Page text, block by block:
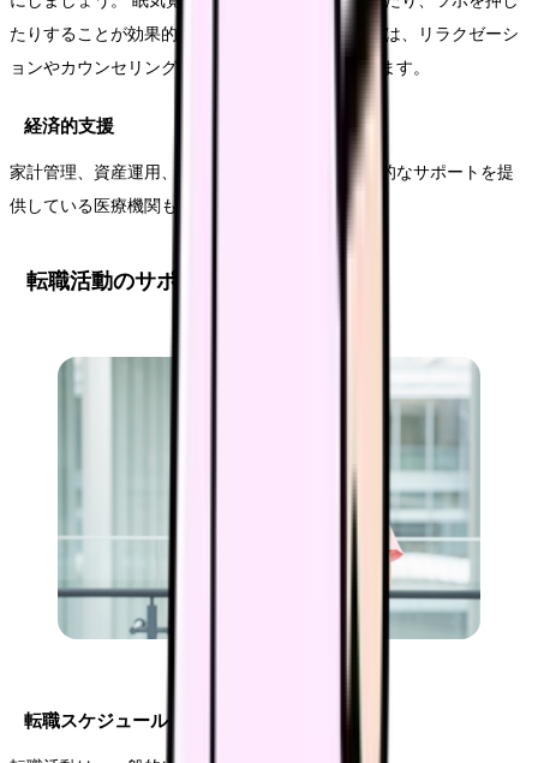
たりすることが効果的です。 ストレス対策としては、リラクゼーシ
ョンやカウンセリングなどを利用することもできます。
経済的支援
家計管理、資産運用、給与前払い制度など、経済的なサポートを提
供している医療機関もあります。
転職活動のサポート情報
転職スケジュール